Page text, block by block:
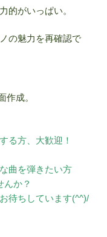
的がいっぱい。
の魅力を再確認で
成。
る方、大歓迎！
曲を弾きたい方
んか？
待ちしています(^^)/